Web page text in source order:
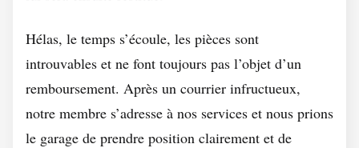
Hélas, le temps s’écoule, les pièces sont
introuvables et ne font toujours pas l’objet d’un
remboursement. Après un courrier infructueux,
notre membre s’adresse à nos services et nous prions
le garage de prendre position clairement et de